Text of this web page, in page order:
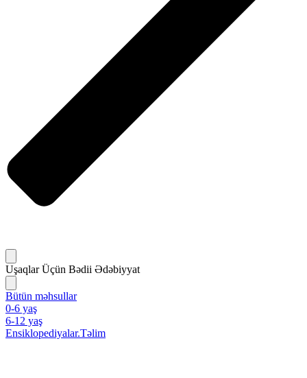
Uşaqlar Üçün Bədii Ədəbiyyat
Bütün məhsullar
0-6 yaş
6-12 yaş
Ensiklopediyalar.Təlim